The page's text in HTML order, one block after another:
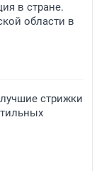
в стране.
области в
стрижки